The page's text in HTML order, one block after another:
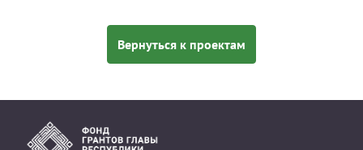
Вернуться к проектам